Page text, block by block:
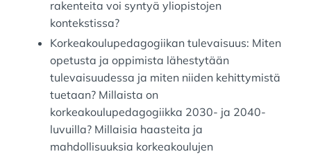
rakenteita voi syntyä yliopistojen
kontekstissa?
Korkeakoulupedagogiikan tulevaisuus: Miten
opetusta ja oppimista lähestytään
tulevaisuudessa ja miten niiden kehittymistä
tuetaan? Millaista on
korkeakoulupedagogiikka 2030- ja 2040-
luvuilla? Millaisia haasteita ja
mahdollisuuksia korkeakoulujen